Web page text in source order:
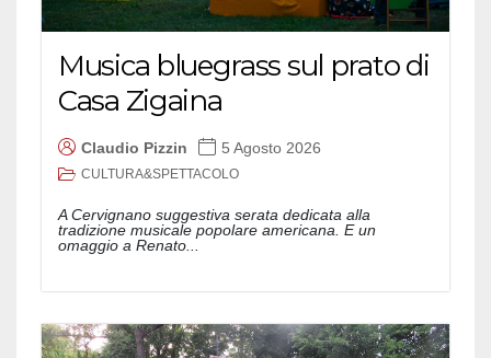
Musica bluegrass sul prato di
Casa Zigaina
Claudio Pizzin 5 Agosto 2026
CULTURA&SPETTACOLO
A Cervignano suggestiva serata dedicata alla
tradizione musicale popolare americana. E un
omaggio a Renato...